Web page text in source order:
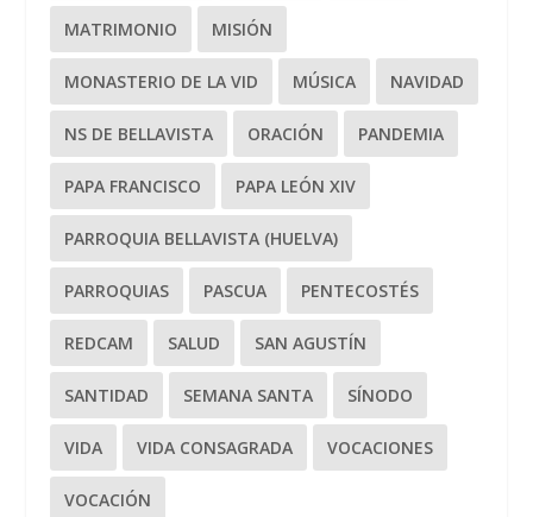
MATRIMONIO MISIÓN
MONASTERIO DE LA VID MÚSICA NAVIDAD
NS DE BELLAVISTA ORACIÓN PANDEMIA
PAPA FRANCISCO PAPA LEÓN XIV
PARROQUIA BELLAVISTA (HUELVA)
PARROQUIAS PASCUA PENTECOSTÉS
REDCAM SALUD SAN AGUSTÍN
SANTIDAD SEMANA SANTA SÍNODO
VIDA VIDA CONSAGRADA VOCACIONES
VOCACIÓN